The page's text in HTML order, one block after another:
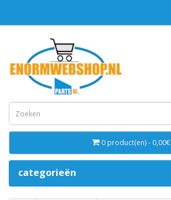
0 product(en) - 0,00€
categorieën